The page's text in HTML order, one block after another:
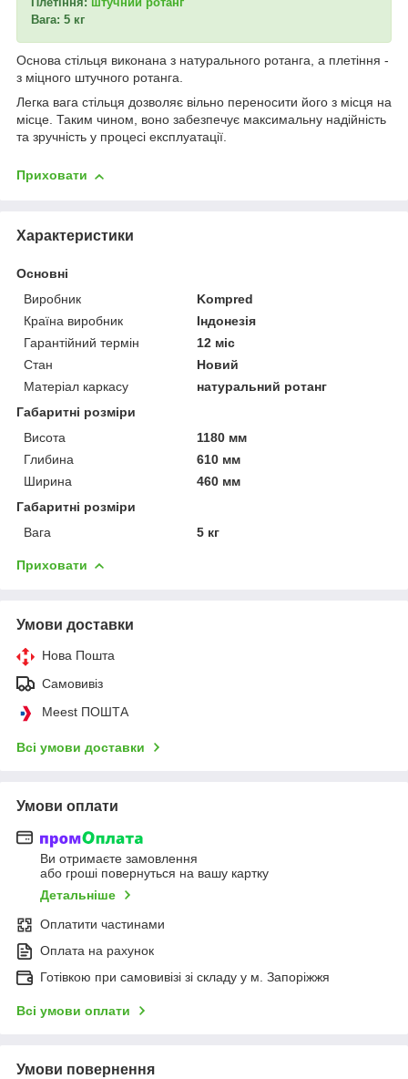
Вага: 5 кг
Основа стільця виконана з натурального ротанга, а плетіння -
з міцного штучного ротанга.
Легка вага стільця дозволяє вільно переносити його з місця на
місце. Таким чином, воно забезпечує максимальну надійність
та зручність у процесі експлуатації.
Приховати
Характеристики
Основні
Виробник
Kompred
Країна виробник
Індонезія
Гарантійний термін
12 міс
Стан
Новий
Матеріал каркасу
натуральний ротанг
Габаритні розміри
Висота
1180 мм
Глибина
610 мм
Ширина
460 мм
Габаритні розміри
Вага
5 кг
Приховати
Умови доставки
Нова Пошта
Самовивіз
Meest ПОШТА
Всі умови доставки
Умови оплати
Ви отримаєте замовлення
або гроші повернуться на вашу картку
Детальніше
Оплатити частинами
Оплата на рахунок
Готівкою при самовивізі зі складу у м. Запоріжжя
Всі умови оплати
Умови повернення